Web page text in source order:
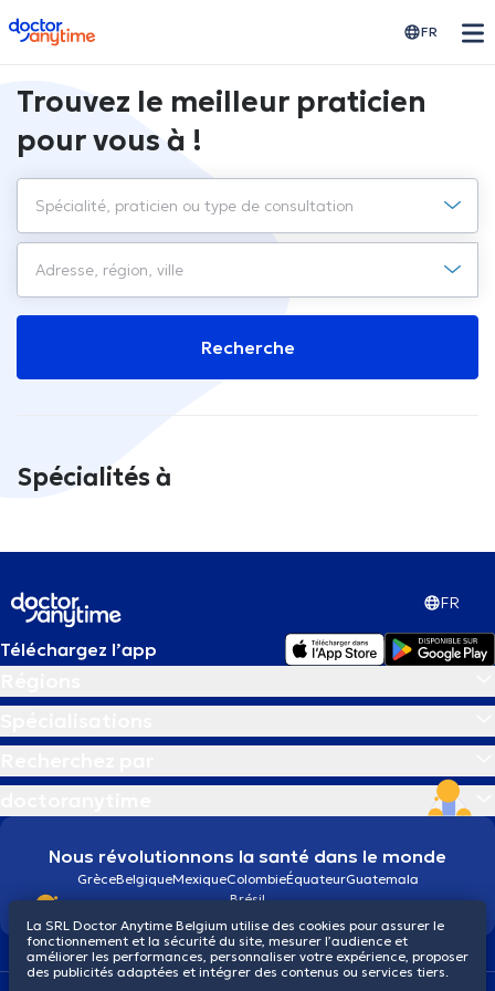
doctoranytime FR
Trouvez le meilleur praticien
pour vous à !
Recherche
Spécialités à
FR
Téléchargez l’app
Nous révolutionnons la santé dans le monde
GrèceBelgiqueMexiqueColombieÉquateurGuatemala
Brésil
La SRL Doctor Anytime Belgium utilise des cookies pour assurer le
fonctionnement et la sécurité du site, mesurer l’audience et
améliorer les performances, personnaliser votre expérience, proposer
des publicités adaptées et intégrer des contenus ou services tiers.